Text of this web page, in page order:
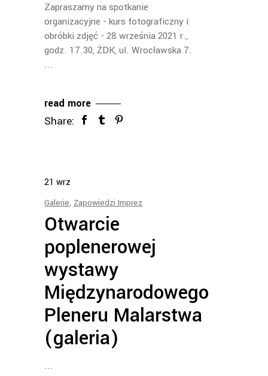
Zapraszamy na spotkanie
organizacyjne - kurs fotograficzny i
obróbki zdjęć - 28 września 2021 r.,
godz. 17.30, ŻDK, ul. Wrocławska 7.
read more
Share:
21 wrz
Galerie, Zapowiedzi Imprez
Otwarcie
poplenerowej
wystawy
Międzynarodowego
Pleneru Malarstwa
(galeria)